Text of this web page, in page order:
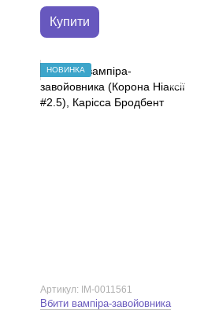
Купити
НОВИНКА
Артикул: IM-0011561
Вбити вампіра-завойовника